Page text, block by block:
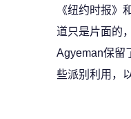
《纽约时报》
道只是片面的
Agyeman保留
些派别利用，